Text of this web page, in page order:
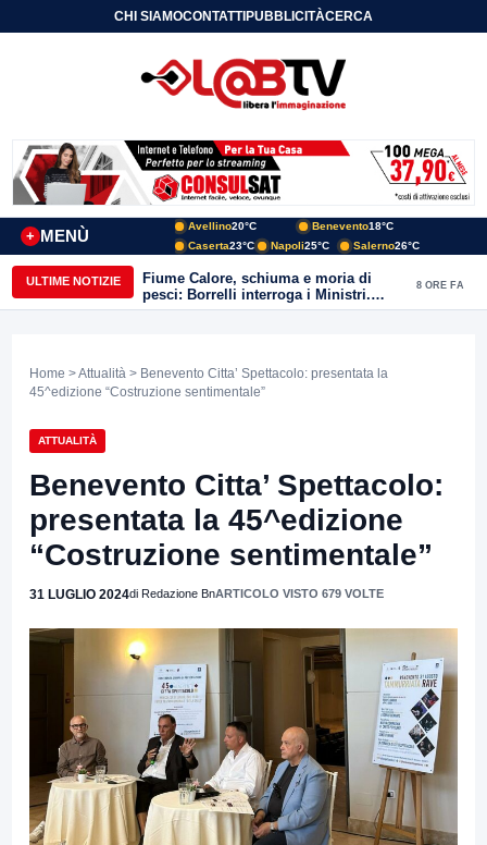
CHI SIAMOCONTATTIPUBBLICITÀCERCA
MENÙ
+
Avellino20°C Benevento18°C
Caserta23°C Napoli25°C Salerno26°C
ULTIME NOTIZIE
Fiume Calore, schiuma e moria di
pesci: Borrelli interroga i Ministri.
“Benevento paga l’assenza del
8 ORE FA
Home >Attualità > Benevento Citta’ Spettacolo: presentata la
45^edizione “Costruzione sentimentale”
ATTUALITÀ
Benevento Citta’ Spettacolo:
presentata la 45^edizione
“Costruzione sentimentale”
31 LUGLIO 2024di Redazione BnARTICOLO VISTO 679 VOLTE